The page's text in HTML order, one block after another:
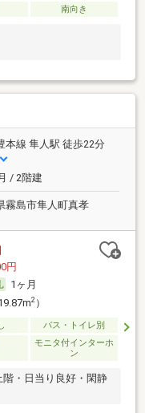
南向き
本線 隼人駅 徒歩22分
/ 2階建
霧島市隼人町真孝
円
1ヶ月
2）
バス・トイレ別
モニタ付インターホ
ン
・日当り良好・閑静